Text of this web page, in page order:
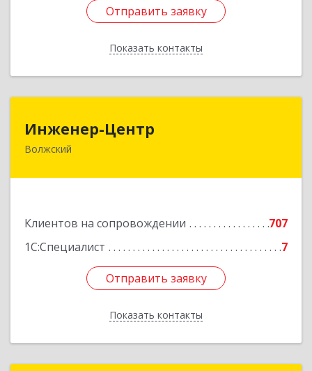
Отправить заявку
Показать контакты
Отправить заявку
Назад
Инженер-Центр
Волжский
Клиентов на сопровождении
707
1С:Специалист
7
Отправить заявку
Показать контакты
404120, Волгоградская обл, Волжский г, им
Отправить заявку
Назад